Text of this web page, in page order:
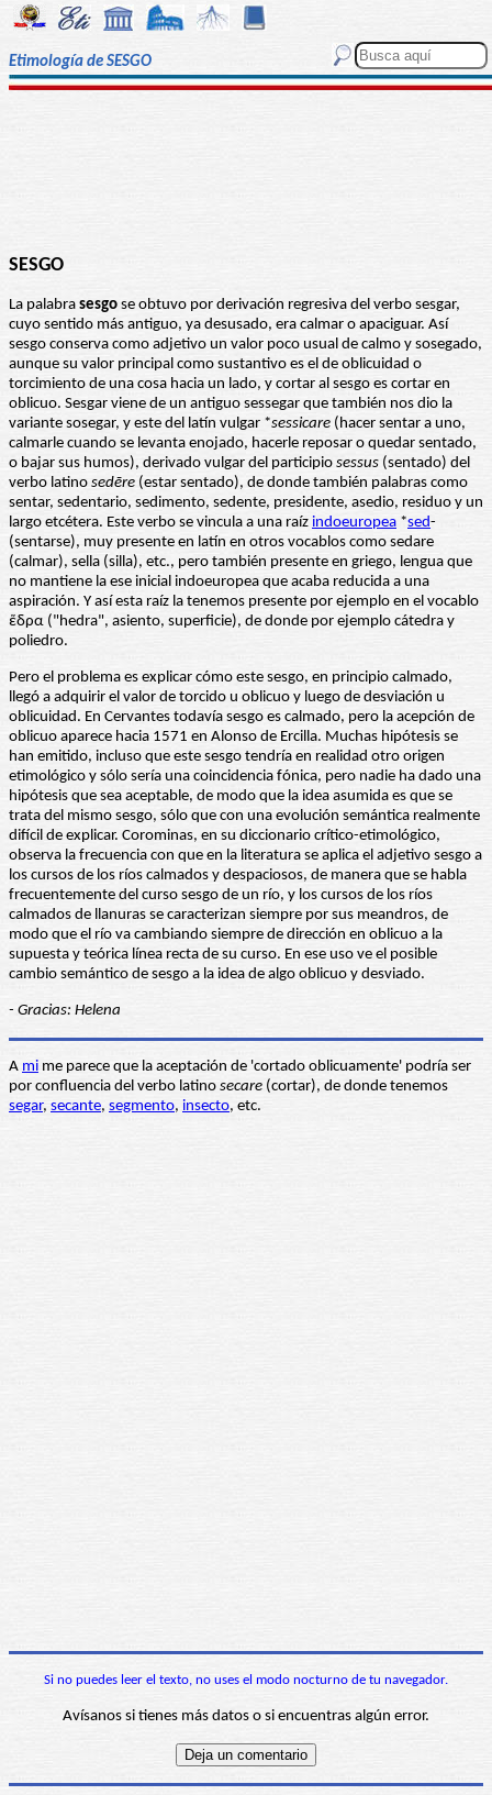
Etimología de SESGO
SESGO
La palabra sesgo se obtuvo por derivación regresiva del verbo sesgar,
cuyo sentido más antiguo, ya desusado, era calmar o apaciguar. Así
sesgo conserva como adjetivo un valor poco usual de calmo y sosegado,
aunque su valor principal como sustantivo es el de oblicuidad o
torcimiento de una cosa hacia un lado, y cortar al sesgo es cortar en
oblicuo. Sesgar viene de un antiguo sessegar que también nos dio la
variante sosegar, y este del latín vulgar *sessicare (hacer sentar a uno,
calmarle cuando se levanta enojado, hacerle reposar o quedar sentado,
o bajar sus humos), derivado vulgar del participio sessus (sentado) del
verbo latino sedēre (estar sentado), de donde también palabras como
sentar, sedentario, sedimento, sedente, presidente, asedio, residuo y un
largo etcétera. Este verbo se vincula a una raíz indoeuropea *sed-
(sentarse), muy presente en latín en otros vocablos como sedare
(calmar), sella (silla), etc., pero también presente en griego, lengua que
no mantiene la ese inicial indoeuropea que acaba reducida a una
aspiración. Y así esta raíz la tenemos presente por ejemplo en el vocablo
ἕδρα ("hedra", asiento, superficie), de donde por ejemplo cátedra y
poliedro.
Pero el problema es explicar cómo este sesgo, en principio calmado,
llegó a adquirir el valor de torcido u oblicuo y luego de desviación u
oblicuidad. En Cervantes todavía sesgo es calmado, pero la acepción de
oblicuo aparece hacia 1571 en Alonso de Ercilla. Muchas hipótesis se
han emitido, incluso que este sesgo tendría en realidad otro origen
etimológico y sólo sería una coincidencia fónica, pero nadie ha dado una
hipótesis que sea aceptable, de modo que la idea asumida es que se
trata del mismo sesgo, sólo que con una evolución semántica realmente
difícil de explicar. Corominas, en su diccionario crítico-etimológico,
observa la frecuencia con que en la literatura se aplica el adjetivo sesgo a
los cursos de los ríos calmados y despaciosos, de manera que se habla
frecuentemente del curso sesgo de un río, y los cursos de los ríos
calmados de llanuras se caracterizan siempre por sus meandros, de
modo que el río va cambiando siempre de dirección en oblicuo a la
supuesta y teórica línea recta de su curso. En ese uso ve el posible
cambio semántico de sesgo a la idea de algo oblicuo y desviado.
- Gracias: Helena
A mi me parece que la aceptación de 'cortado oblicuamente' podría ser
por confluencia del verbo latino secare (cortar), de donde tenemos
segar, secante, segmento, insecto, etc.
Si no puedes leer el texto, no uses el modo nocturno de tu navegador.
Avísanos si tienes más datos o si encuentras algún error.